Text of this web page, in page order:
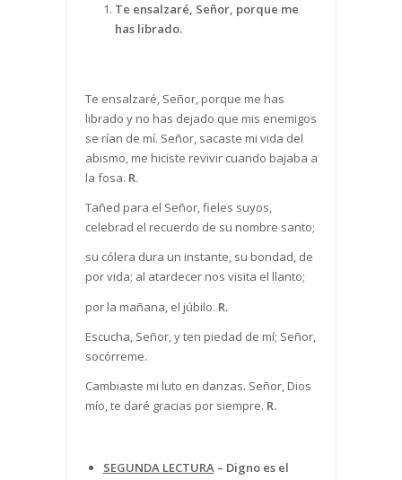
Te ensalzaré, Señor, porque me
has librado.
Te ensalzaré, Señor, porque me has
librado y no has dejado que mis enemigos
se rían de mí. Señor, sacaste mi vida del
abismo, me hiciste revivir cuando bajaba a
la fosa. R.
Tañed para el Señor, fieles suyos,
celebrad el recuerdo de su nombre santo;
su cólera dura un instante, su bondad, de
por vida; al atardecer nos visita el llanto;
por la mañana, el júbilo. R.
Escucha, Señor, y ten piedad de mí; Señor,
socórreme.
Cambiaste mi luto en danzas. Señor, Dios
mío, te daré gracias por siempre. R.
SEGUNDA LECTURA– Digno es el